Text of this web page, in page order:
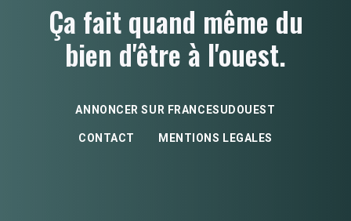
Ça fait quand même du
bien d'être à l'ouest.
ANNONCER SUR FRANCESUDOUEST
CONTACT MENTIONS LEGALES